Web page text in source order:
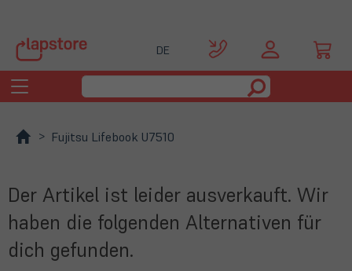
DE
Toggle
navigation
Fujitsu Lifebook U7510
Der Artikel ist leider ausverkauft. Wir
haben die folgenden Alternativen für
dich gefunden.